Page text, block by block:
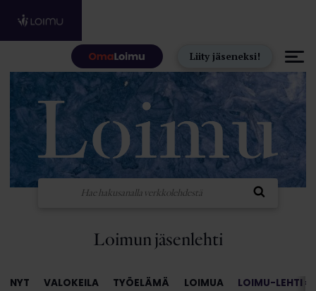
Liity jäseneksi!
Loimun jäsenlehti
NYT VALOKEILA TYÖELÄMÄ LOIMUA LOIMU-LEHTI »